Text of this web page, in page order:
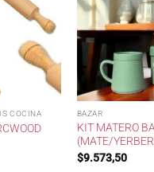
COCINA BAZAR
KIT MATERO
(MATE/
$9.573,50